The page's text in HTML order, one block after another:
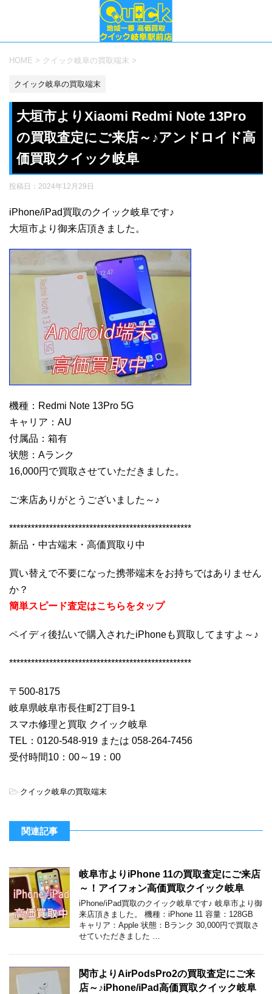
HOME > クイック岐阜の買取端末 >
クイック岐阜の買取端末
大垣市よりXiaomi Redmi Note 13Pro
の買取査定にご来店～♪アンドロイド高
価買取クイック岐阜
投稿日： 2024年12月29日
iPhone/iPad買取のクイック岐阜です♪
大垣市より御来店頂きました。
機種：Redmi Note 13Pro 5G
キャリア：AU
付属品：箱有
状態：Aランク
16,000円で買取させていただきました。
ご来店ありがとうございました～♪
**************************************************
新品・中古端末・高価買取り中
買い替えで不要になった携帯端末をお持ちではありません
か？
簡単スピード査定はこちらをタップ
ペイディ後払いで購入されたiPhoneも買取してますよ～♪
**************************************************
〒500-8175
岐阜県岐阜市長住町2丁目9-1
スマホ修理と買取 クイック岐阜
TEL：0120-548-919 または 058-264-7456
受付時間10：00～19：00
-クイック岐阜の買取端末
関連記事
岐阜市よりiPhone 11の買取査定にご来店
～！アイフォン高価買取クイック岐阜
iPhone/iPad買取のクイック岐阜です♪ 岐阜市より御
来店頂きました。 機種：iPhone 11 容量：128GB
キャリア：Apple 状態：Bランク 30,000円で買取さ
せていただきました …
関市よりAirPodsPro2の買取査定にご来
店～♪iPhone/iPad高価買取クイック岐阜